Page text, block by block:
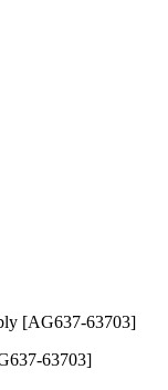
[AG637-63703]
63703]